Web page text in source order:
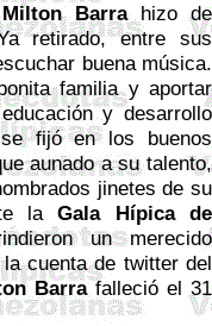
Milton Barrahizo de
retirado, entre sus
buena música.
familia y aportar
y desarrollo
fijó en los buenos
aunado a su talento,
jinetes de su
laGalaHípicade
un merecido
cuenta de twitter del
Barrafalleció el 31